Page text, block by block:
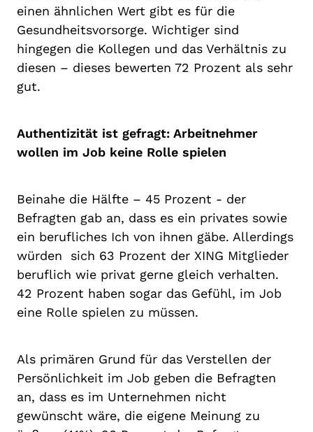
einen ähnlichen Wert gibt es für die
Gesundheitsvorsorge. Wichtiger sind
hingegen die Kollegen und das Verhältnis zu
diesen – dieses bewerten 72 Prozent als sehr
gut.
Authentizität ist gefragt: Arbeitnehmer
wollen im Job keine Rolle spielen
Beinahe die Hälfte – 45 Prozent - der
Befragten gab an, dass es ein privates sowie
ein berufliches Ich von ihnen gäbe. Allerdings
würden sich 63 Prozent der XING Mitglieder
beruflich wie privat gerne gleich verhalten.
42 Prozent haben sogar das Gefühl, im Job
eine Rolle spielen zu müssen.
Als primären Grund für das Verstellen der
Persönlichkeit im Job geben die Befragten
an, dass es im Unternehmen nicht
gewünscht wäre, die eigene Meinung zu